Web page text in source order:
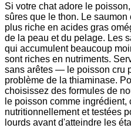
Si votre chat adore le
sûres que le thon. Le
plus riche en acides gras
de la peau et du pelage. Les
qui accumulent beaucoup
sont riches en nutriments.
sans arêtes — le poisson cru
problème de la thiaminase.
choisissez des formules de
le poisson comme
nutritionnellement et testées
lourds avant d'atteindre les